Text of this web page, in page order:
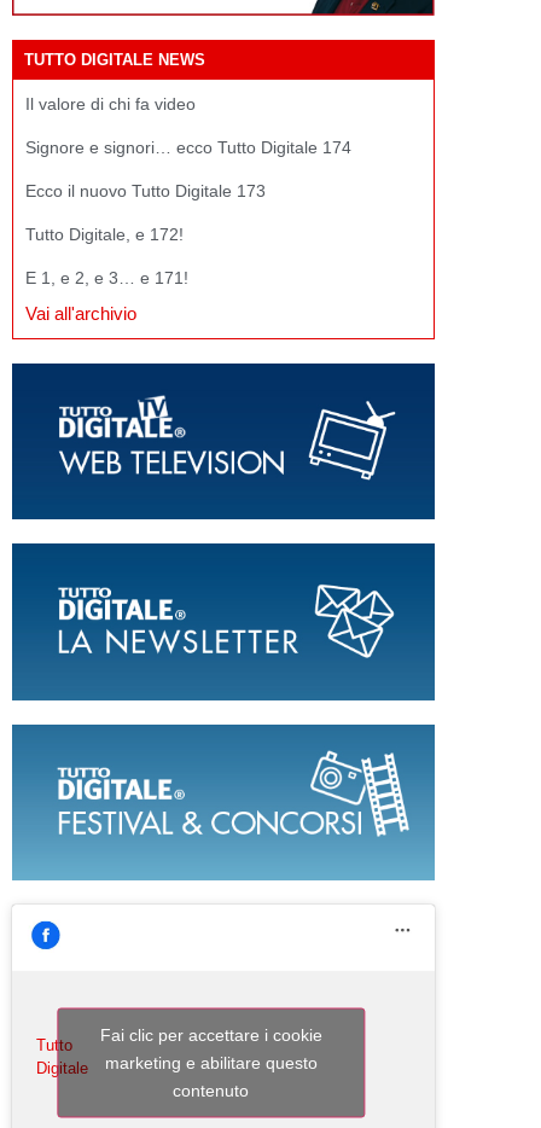
TUTTO DIGITALE NEWS
Il valore di chi fa video
Signore e signori… ecco Tutto Digitale 174
Ecco il nuovo Tutto Digitale 173
Tutto Digitale, e 172!
E 1, e 2, e 3… e 171!
Vai all'archivio
Tutto
Digitale
Fai clic per accettare i cookie
marketing e abilitare questo
contenuto